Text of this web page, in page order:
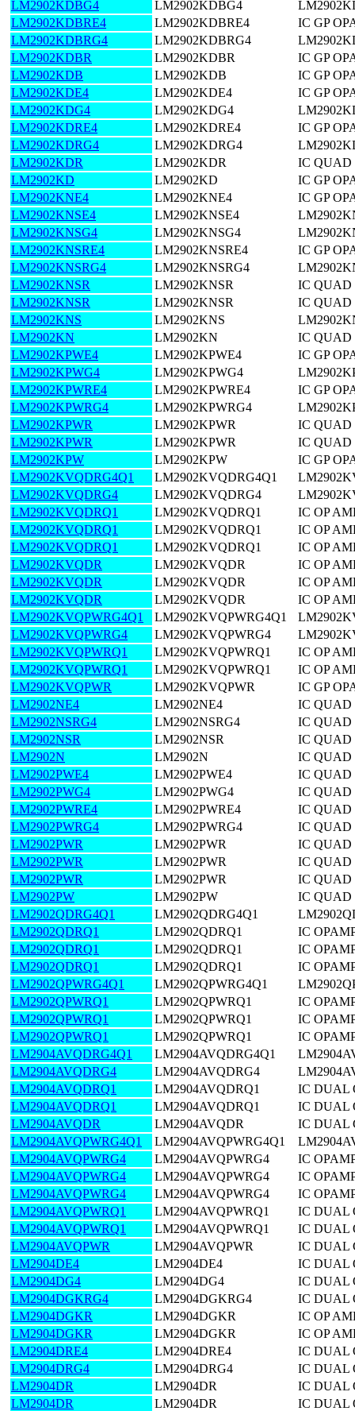
LM2902KDBG4 LM2902KDBG4
LM2902KDBRE4
LM2902KDBRE4
IC GP
LM2902KDBRG4
LM2902KDBRG4
LM2902KDBR
LM2902KDBR
IC GP
LM2902KDB
LM2902KDB
IC GP
LM2902KDE4
LM2902KDE4
IC GP
LM2902KDG4
LM2902KDG4
LM2902KDRE4
LM2902KDRE4
IC GP
LM2902KDRG4
LM2902KDRG4
LM2902KDR
LM2902KDR
IC QUAD
LM2902KD
LM2902KD
IC GP
LM2902KNE4
LM2902KNE4
IC GP
LM2902KNSE4
LM2902KNSE4
LM2902KNSG4
LM2902KNSG4
LM2902KNSRE4
LM2902KNSRE4
IC GP
LM2902KNSRG4
LM2902KNSRG4
LM2902KNSR
LM2902KNSR
IC QUAD
LM2902KNSR
LM2902KNSR
IC QUAD
LM2902KNS
LM2902KNS
LM2902KN
LM2902KN
IC QUAD
LM2902KPWE4
LM2902KPWE4
IC GP
LM2902KPWG4
LM2902KPWG4
LM2902KPWRE4
LM2902KPWRE4
IC GP
LM2902KPWRG4
LM2902KPWRG4
LM2902KPWR
LM2902KPWR
IC QUAD
LM2902KPWR
LM2902KPWR
IC QUAD
LM2902KPW
LM2902KPW
IC GP
LM2902KVQDRG4Q1
LM2902KVQDRG4Q1
LM2902KVQDRG4
LM2902KVQDRG4
LM2902KVQDRQ1
LM2902KVQDRQ1
IC OP
LM2902KVQDRQ1
LM2902KVQDRQ1
IC OP
LM2902KVQDRQ1
LM2902KVQDRQ1
IC OP
LM2902KVQDR
LM2902KVQDR
IC OP
LM2902KVQDR
LM2902KVQDR
IC OP
LM2902KVQDR
LM2902KVQDR
IC OP
LM2902KVQPWRG4Q1
LM2902KVQPWRG4Q1
LM2902KVQPWRG4
LM2902KVQPWRG4
LM2902KVQPWRQ1
LM2902KVQPWRQ1
IC OP
LM2902KVQPWRQ1
LM2902KVQPWRQ1
IC OP
LM2902KVQPWR
LM2902KVQPWR
IC GP
LM2902NE4
LM2902NE4
IC QUAD
LM2902NSRG4
LM2902NSRG4
IC QUAD
LM2902NSR
LM2902NSR
IC QUAD
LM2902N
LM2902N
IC QUAD
LM2902PWE4
LM2902PWE4
IC QUAD
LM2902PWG4
LM2902PWG4
IC QUAD
LM2902PWRE4
LM2902PWRE4
IC QUAD
LM2902PWRG4
LM2902PWRG4
IC QUAD
LM2902PWR
LM2902PWR
IC QUAD
LM2902PWR
LM2902PWR
IC QUAD
LM2902PWR
LM2902PWR
IC QUAD
LM2902PW
LM2902PW
IC QUAD
LM2902QDRG4Q1
LM2902QDRG4Q1
LM2902QDRQ1
LM2902QDRQ1
IC
LM2902QDRQ1
LM2902QDRQ1
IC
LM2902QDRQ1
LM2902QDRQ1
IC
LM2902QPWRG4Q1
LM2902QPWRG4Q1
LM2902QPWRQ1
LM2902QPWRQ1
IC
LM2902QPWRQ1
LM2902QPWRQ1
IC
LM2902QPWRQ1
LM2902QPWRQ1
IC
LM2904AVQDRG4Q1
LM2904AVQDRG4Q1
LM2904AVQDRG4
LM2904AVQDRG4
LM2904AVQDRQ1
LM2904AVQDRQ1
IC DUAL
LM2904AVQDRQ1
LM2904AVQDRQ1
IC DUAL
LM2904AVQDR
LM2904AVQDR
IC DUAL
LM2904AVQPWRG4Q1
LM2904AVQPWRG4Q1
LM2904AVQPWRG4
LM2904AVQPWRG4
IC
LM2904AVQPWRG4
LM2904AVQPWRG4
IC
LM2904AVQPWRG4
LM2904AVQPWRG4
IC
LM2904AVQPWRQ1
LM2904AVQPWRQ1
IC DUAL
LM2904AVQPWRQ1
LM2904AVQPWRQ1
IC DUAL
LM2904AVQPWR
LM2904AVQPWR
IC DUAL
LM2904DE4
LM2904DE4
IC DUAL
LM2904DG4
LM2904DG4
IC DUAL
LM2904DGKRG4
LM2904DGKRG4
IC DUAL
LM2904DGKR
LM2904DGKR
IC OP
LM2904DGKR
LM2904DGKR
IC OP
LM2904DRE4
LM2904DRE4
IC DUAL
LM2904DRG4
LM2904DRG4
IC DUAL
LM2904DR
LM2904DR
IC DUAL
LM2904DR
LM2904DR
IC DUAL